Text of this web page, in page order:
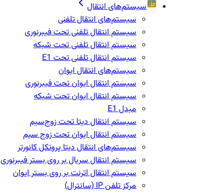
سیستم‌های انتقال
سیستم‌های انتقال تلفنی
سیستم انتقال تلفنی تحت فیبرنوری
سیستم انتقال تلفنی تحت شبکه
سیستم انتقال تلفنی تحت E1
سیستم‌های انتقال ایوان
سیستم انتقال ایوان تحت فیبرنوری
سیستم انتقال ایوان تحت شبکه
مبدل E1
سیستم انتقال دیتا تحت زوج‌سیم
سیستم انتقال ایوان تحت زوج سیم
سیستم‌های انتقال دیتا پروتکل کانورتر
سیستم انتقال سریال بر روی بستر فیبرنوری
سیستم انتقال اترنت بر روی بستر ایوان
مرکز تلفن IP‌ (سانترال)